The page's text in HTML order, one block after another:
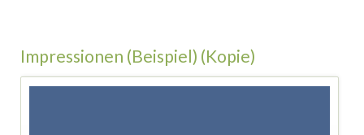
Impressionen (Beispiel) (Kopie)